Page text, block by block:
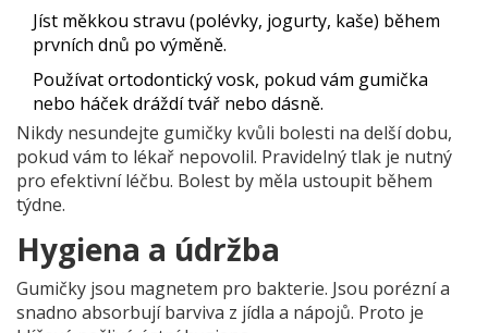
Jíst měkkou stravu (polévky, jogurty, kaše) během
prvních dnů po výměně.
Používat ortodontický vosk, pokud vám gumička
nebo háček dráždí tvář nebo dásně.
Nikdy nesundejte gumičky kvůli bolesti na delší dobu,
pokud vám to lékař nepovolil. Pravidelný tlak je nutný
pro efektivní léčbu. Bolest by měla ustoupit během
týdne.
Hygiena a údržba
Gumičky jsou magnetem pro bakterie. Jsou porézní a
snadno absorbují barviva z jídla a nápojů. Proto je